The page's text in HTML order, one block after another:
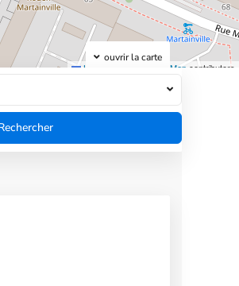
Leaflet OpenStreetMap contributors
ouvrir la carte